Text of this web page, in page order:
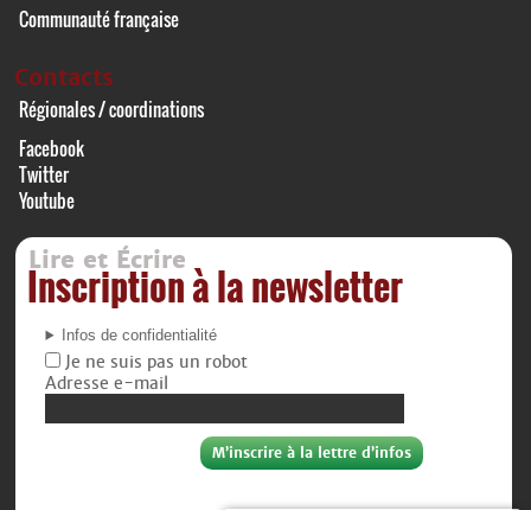
Communauté française
Contacts
Régionales / coordinations
Facebook
Twitter
Youtube
Lire et Écrire
Inscription à la newsletter
Infos de confidentialité
Je ne suis pas un robot
Adresse e-mail